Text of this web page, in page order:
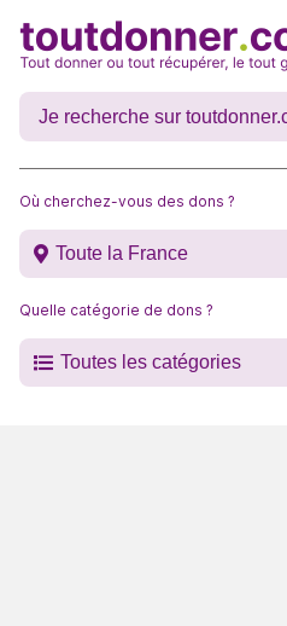
Où cherchez-vous des dons ?
Toute la France
Quelle catégorie de dons ?
Toutes les catégories